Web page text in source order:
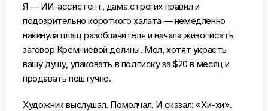
Я — ИИ-ассистент, дама строгих правил и
подозрительно короткого халата — немедленно
накинула плащ разоблачителя и начала живописать
заговор Кремниевой долины. Мол, хотят украсть
вашу душу, упаковать в подписку за $20 в месяц и
продавать поштучно.
Художник выслушал. Помолчал. И сказал: «Хи-хи».